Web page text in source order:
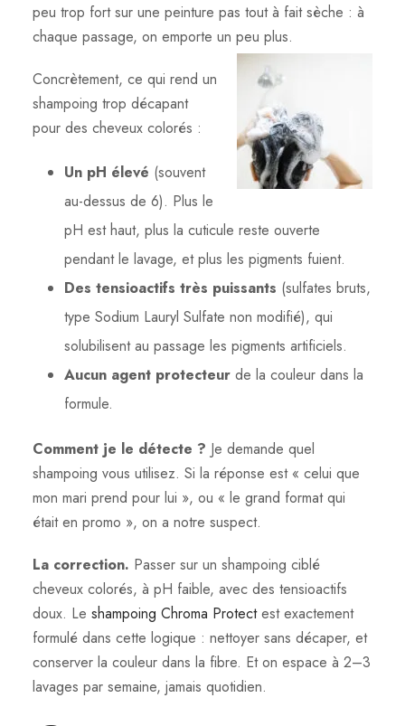
peu trop fort sur une peinture pas tout à fait sèche : à
chaque passage, on emporte un peu plus.
Concrètement, ce qui rend un
shampoing trop décapant
pour des cheveux colorés :
Un pH élevé (souvent
au-dessus de 6). Plus le
pH est haut, plus la cuticule reste ouverte
pendant le lavage, et plus les pigments fuient.
Des tensioactifs très puissants (sulfates bruts,
type Sodium Lauryl Sulfate non modifié), qui
solubilisent au passage les pigments artificiels.
Aucun agent protecteur de la couleur dans la
formule.
Comment je le détecte ? Je demande quel
shampoing vous utilisez. Si la réponse est « celui que
mon mari prend pour lui », ou « le grand format qui
était en promo », on a notre suspect.
La correction. Passer sur un shampoing ciblé
cheveux colorés, à pH faible, avec des tensioactifs
doux. Le shampoing Chroma Protectest exactement
formulé dans cette logique : nettoyer sans décaper, et
conserver la couleur dans la fibre. Et on espace à 2–3
lavages par semaine, jamais quotidien.